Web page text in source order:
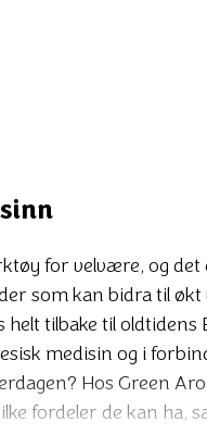
for velvære, og
som kan bidra til
tilbake til
medisin og i
Hos Green
fordeler de kan ha,